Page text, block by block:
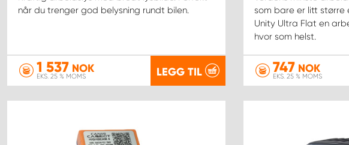
når du trenger god belysning rundt bilen.
1 537NOK
EKS. 25 % MOMS LEGG TIL
som bare er litt større
Unity Ultra Flat en
hvor som helst.
747 NOK
EKS. 25 % MOMS